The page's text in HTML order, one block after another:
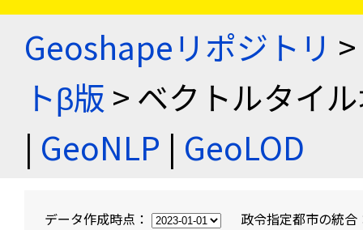
Geoshapeリポジトリ >
トβ版 > ベクトルタイ
| GeoNLP | GeoLOD
データ作成時点： 政令指定都市の統